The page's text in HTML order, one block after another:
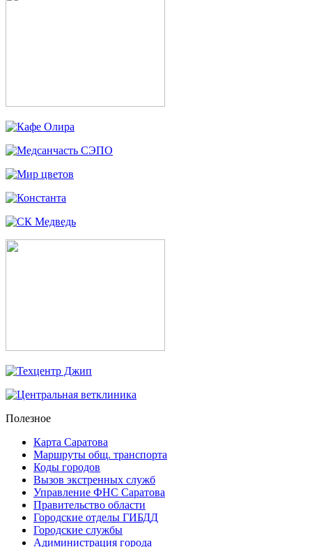
Полезное
Карта Саратова
Маршруты общ. транспорта
Коды городов
Вызов экстренных служб
Управление ФНС Саратова
Правительство области
Городские отделы ГИБДД
Городские службы
Адиминистрация города